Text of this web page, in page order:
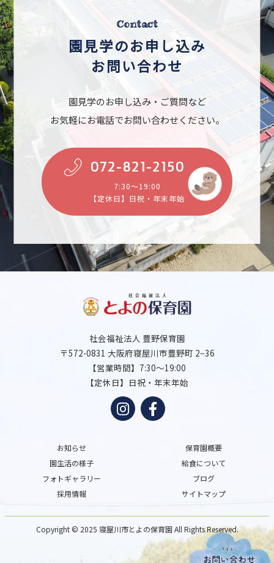
Contact
園見学のお申し込み
お問い合わせ
園見学のお申し込み・ご質問など
お気軽にお電話でお問い合わせください。
072-821-2150
7:30～19:00
【定休日】日祝・年末年始
社会福祉法人 豊野保育園
〒572-0831 大阪府寝屋川市豊野町 2−36
【営業時間】7:30～19:00
【定休日】日祝・年末年始
お知らせ
保育園概要
園生活の様子
給食について
フォトギャラリー
ブログ
採用情報
サイトマップ
Copyright © 2025 寝屋川市とよの保育園 All Rights Reserved.